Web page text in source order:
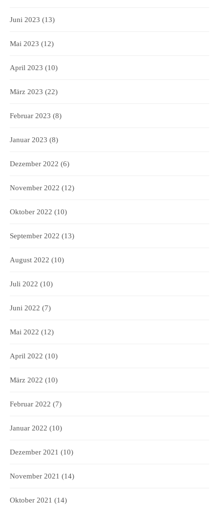
Juni 2023 (13)
Mai 2023 (12)
April 2023 (10)
März 2023 (22)
Februar 2023 (8)
Januar 2023 (8)
Dezember 2022 (6)
November 2022 (12)
Oktober 2022 (10)
September 2022 (13)
August 2022 (10)
Juli 2022 (10)
Juni 2022 (7)
Mai 2022 (12)
April 2022 (10)
März 2022 (10)
Februar 2022 (7)
Januar 2022 (10)
Dezember 2021 (10)
November 2021 (14)
Oktober 2021 (14)